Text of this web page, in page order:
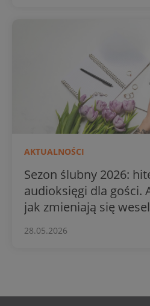
AKTUALNOŚCI
Sezon ślubny 2026:
audioksięgi dla gości.
jak zmieniają się
28.05.2026